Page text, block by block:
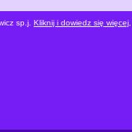
sp.j. Kliknij i dowiedz się więcej